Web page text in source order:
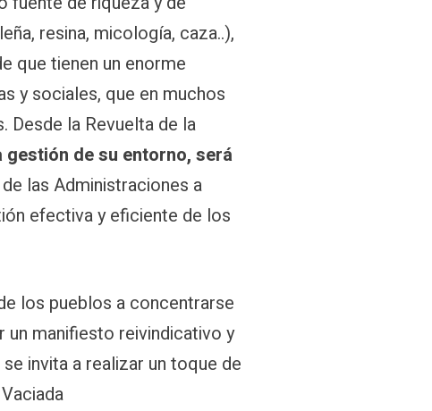
resina, micología, caza..),
que tienen un enorme
y sociales, que en muchos
Desde la Revuelta de la
de su entorno, será
las Administraciones a
efectiva y eficiente de los
los pueblos a concentrarse
un manifiesto reivindicativo y
invita a realizar un toque de